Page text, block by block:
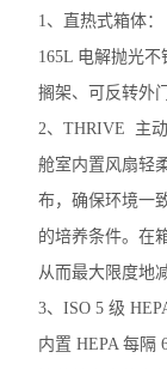
赛默飞
水分测定仪
磁力搅拌器
电阻仪
1、直热式箱体：
165L 电解抛光
搁架、可反转外
2、THRIVE 主动
舱室内置风扇轻
布，确保环境一
的培养条件。在
从而最大限度地
3、ISO 5 级
内置 HEPA 每隔